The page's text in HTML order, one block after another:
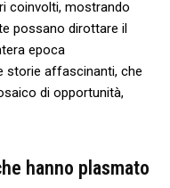
coinvolti, mostrando‍
⁤possano dirottare il
epoca
storie affascinanti, che
di opportunità,
hanno ‍plasmato